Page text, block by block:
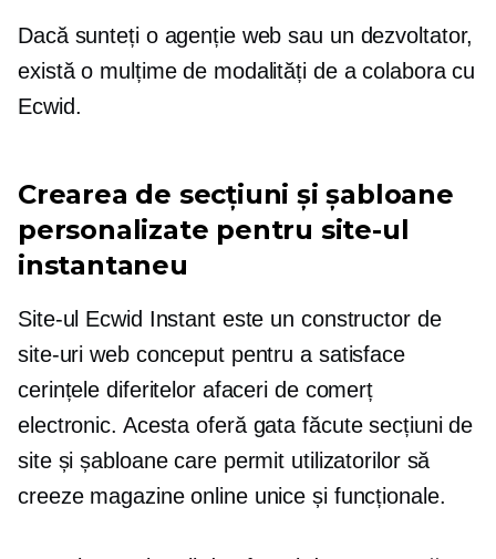
Dacă sunteți o agenție web sau un dezvoltator,
există o mulțime de modalități de a colabora cu
Ecwid.
Crearea de secțiuni și șabloane
personalizate pentru site-ul
instantaneu
Site-ul Ecwid Instant este un constructor de
site-uri web conceput pentru a satisface
cerințele diferitelor afaceri de comerț
electronic. Acesta oferă gata făcutesecțiuni de
site și șabloane care permit utilizatorilor să
creeze magazine online unice și funcționale.